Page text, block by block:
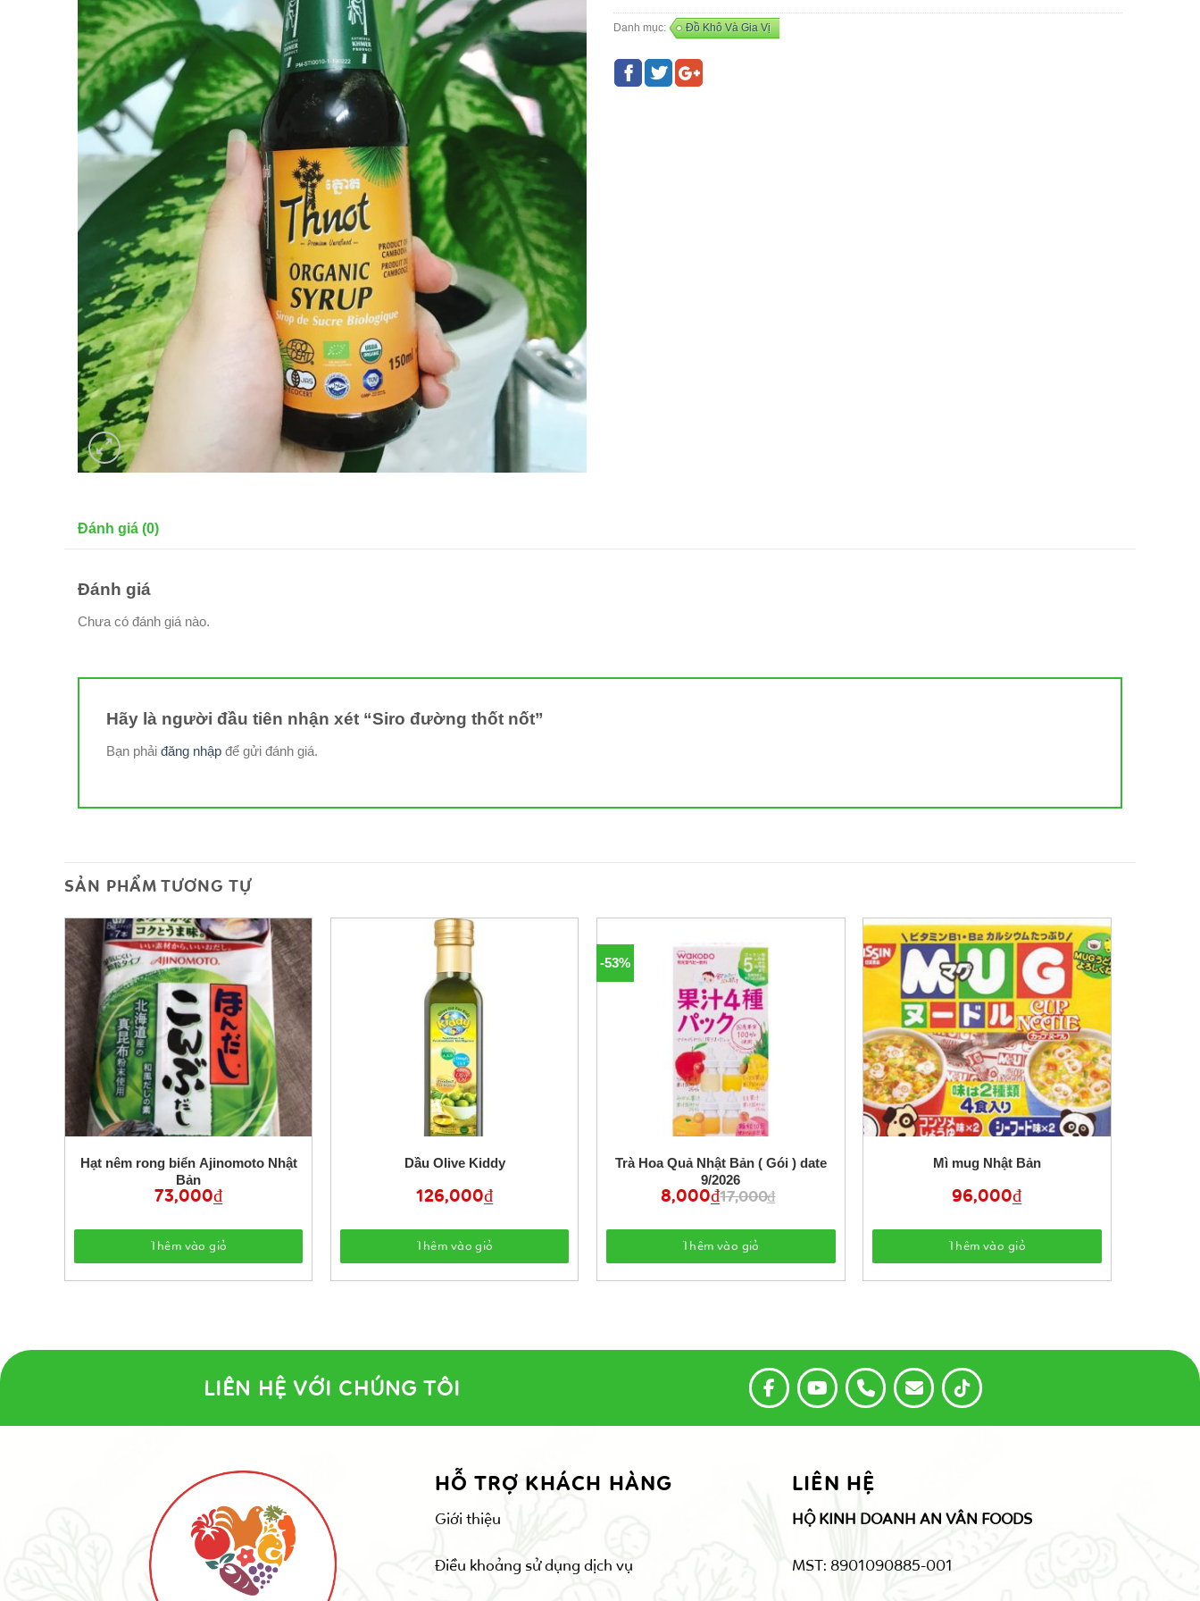
Danh mục: Đồ Khô Và Gia Vị
Đánh giá (0)
Đánh giá
Chưa có đánh giá nào.
Hãy là người đầu tiên nhận xét “Siro đường thốt nốt”
Bạn phải đăng nhập để gửi đánh giá.
SẢN PHẨM TƯƠNG TỰ
Hạt nêm rong biển Ajinomoto Nhật
Bản
73,000₫
Thêm vào giỏ
Dầu Olive Kiddy
126,000₫
Thêm vào giỏ
-53%
Trà Hoa Quả Nhật Bản ( Gói ) date
9/2026
17,000₫
Giá
gốc
17,000 ₫.
8,000₫Giá
hiện
là:
8,000 ₫.
Thêm vào giỏ
Mì mug Nhật Bản
96,000₫
Thêm vào giỏ
LIÊN HỆ VỚI CHÚNG TÔI
HỖ TRỢ KHÁCH HÀNG
Giới thiệu
Điều khoảng sử dụng dịch vụ
LIÊN HỆ
HỘ KINH DOANH AN VÂN FOODS
MST: 8901090885-001